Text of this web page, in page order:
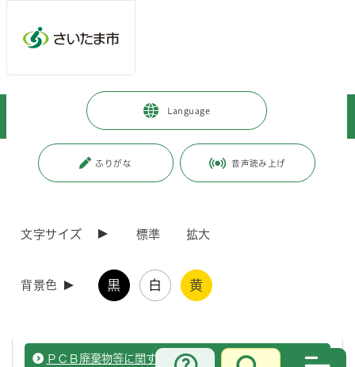
Language
ふりがな 音声読み上げ
文字サイズ 標準 拡大
背景色 黒 白 黄
お問合せ
暮らし・手続き > 上下水道・ごみ
職場で出るごみ・産業廃棄物
PCB廃棄物に関する情報
ページ番号：J003325
PCB廃棄物の取り扱い、必要な届出に関する情報を掲載しています。
低濃度ＰＣＢの処分期限がせまっています
ＰＣＢ廃棄物等に関する届出